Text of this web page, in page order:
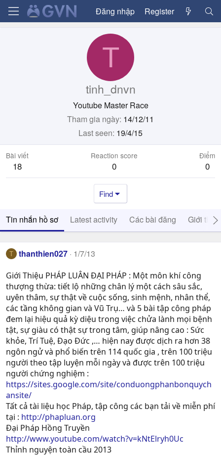
Đăng nhập Register
T
tinh_dnvn
Youtube Master Race
Tham gia ngày 14/12/11
Last seen 19/4/15
Bài viết
18
Reaction score
0
Điểm
0
Find
Tin nhắn hồ sơ Latest activity Các bài đăng Giới thiệu
T thanthien027 1/7/13
Giới Thiệu PHÁP LUÂN ĐẠI PHÁP : Một môn khí công
thượng thừa: tiết lộ những chân lý một cách sâu sắc,
uyên thâm, sự thật về cuộc sống, sinh mệnh, nhân thể,
các tầng không gian và Vũ Trụ… và 5 bài tập công pháp
đem lại hiệu quả kỳ diệu trong việc chửa lành mọi bệnh
tật, sự giàu có thật sự trong tâm, giúp nâng cao : Sức
khỏe, Trí Tuệ, Ðạo Ðức ,… hiện nay được dịch ra hơn 38
ngôn ngử và phổ biến trên 114 quốc gia , trên 100 triệu
người theo tập luyện mỗi ngày và được trên 100 triệu
người chứng nghiệm :
https://sites.google.com/site/conduongphanbonquych
ansite/
Tất cả tài liệu học Pháp, tập công các bạn tải về miễn phí
tại : http://phapluan.org
Đại Pháp Hồng Truyền
http://www.youtube.com/watch?v=kNtElryh0Uc
Thỉnh nguyện toàn cầu 2013